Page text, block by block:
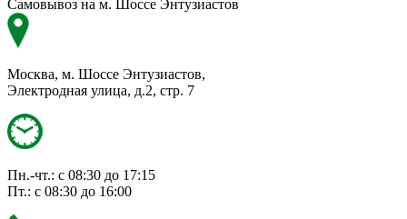
Самовывоз на м. Шоссе Энтузиастов
Москва, м. Шоссе Энтузиастов,
Электродная улица, д.2, стр. 7
Пн.-чт.: с 08:30 до 17:15
Пт.: с 08:30 до 16:00